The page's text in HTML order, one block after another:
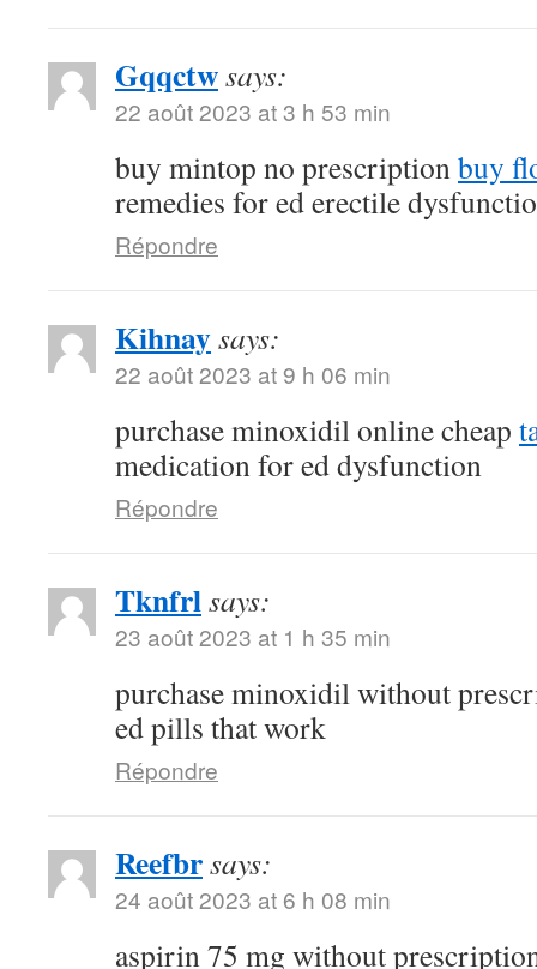
Gqqctwsays:
22 août 2023 at 3 h 53 min
buy mintop no prescriptionbuy
remedies for ed erectile
Répondre
Kihnaysays:
22 août 2023 at 9 h 06 min
purchase minoxidil online cheap
medication for ed dysfunction
Répondre
Tknfrlsays:
23 août 2023 at 1 h 35 min
purchase minoxidil without
ed pills that work
Répondre
Reefbrsays:
24 août 2023 at 6 h 08 min
aspirin 75 mg without